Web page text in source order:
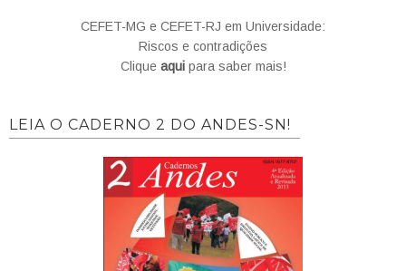
CEFET-MG e CEFET-RJ em Universidade:
Riscos e contradições
Clique aquipara saber mais!
LEIA O CADERNO 2 DO ANDES-SN!